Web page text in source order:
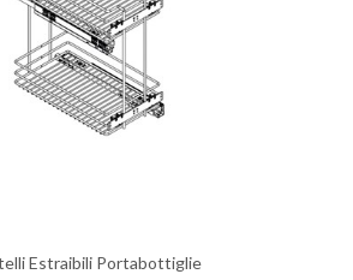
Estraibili Portabottiglie